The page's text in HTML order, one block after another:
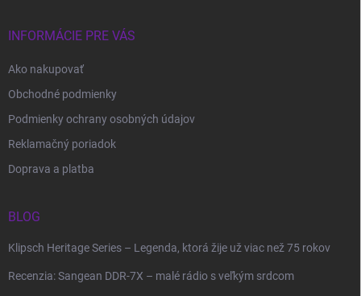
INFORMÁCIE PRE VÁS
Ako nakupovať
Obchodné podmienky
Podmienky ochrany osobných údajov
Reklamačný poriadok
Doprava a platba
BLOG
Klipsch Heritage Series – Legenda, ktorá žije už viac než 75 rokov
Recenzia: Sangean DDR-7X – malé rádio s veľkým srdcom